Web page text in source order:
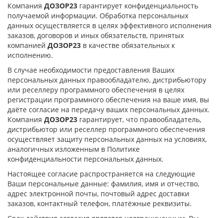
Компания ДОЗОР23 гарантирует конфиденциальность
получаемой информации. Обработка персональных
данных осуществляется в целях эффективного исполнения
заказов, договоров и иных обязательств, принятых
компанией ДОЗОР23 в качестве обязательных к
исполнению.
В случае необходимости предоставления Ваших
персональных данных правообладателю, дистрибьютору
или реселлеру программного обеспечения в целях
регистрации программного обеспечения на ваше имя, вы
даёте согласие на передачу ваших персональных данных.
Компания ДОЗОР23 гарантирует, что правообладатель,
дистрибьютор или реселлер программного обеспечения
осуществляет защиту персональных данных на условиях,
аналогичных изложенным в Политике
конфиденциальности персональных данных.
Настоящее согласие распространяется на следующие
Ваши персональные данные: фамилия, имя и отчество,
адрес электронной почты, почтовый адрес доставки
заказов, контактный телефон, платёжные реквизиты.